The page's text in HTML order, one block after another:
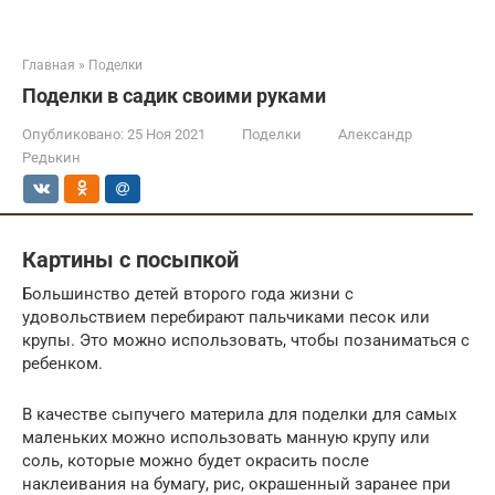
Главная » Поделки
Поделки в садик своими руками
Опубликовано: 25 Ноя 2021 Поделки
Александр
Редькин
Картины с посыпкой
Большинство детей второго года жизни с
удовольствием перебирают пальчиками песок или
крупы. Это можно использовать, чтобы позаниматься с
ребенком.
В качестве сыпучего материла для поделки для самых
маленьких можно использовать манную крупу или
соль, которые можно будет окрасить после
наклеивания на бумагу, рис, окрашенный заранее при